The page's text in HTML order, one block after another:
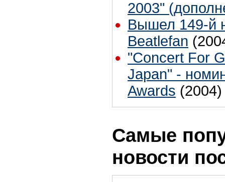
2003"
Вышел 149-й
Beatlefan
"Concert For
Japan" -
Awards (2004)
Самые
новости